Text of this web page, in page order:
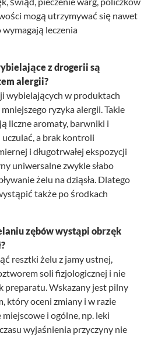
mogą utrzymywać się nawet
leczenia
z drogerii są
alergii?
wybielających w produktach
ryzyka alergii. Takie
liczne aromaty, barwniki i
a brak kontroli
i długotrwałej ekspozycji
uniwersalne zwykle słabo
żelu na dziąsła. Dlatego
także po środkach
zębów wystąpi obrzęk
resztki żelu z jamy ustnej,
soli fizjologicznej i nie
preparatu. Wskazany jest pilny
który oceni zmiany i w razie
i ogólne, np. leki
wyjaśnienia przyczyny nie